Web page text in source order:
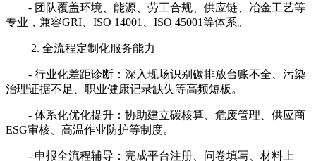
- 团队覆盖环境、能源、劳工合规、供应链、冶金工艺等
专业，兼容GRI、ISO 14001、ISO 45001等体系。
2. 全流程定制化服务能力
- 行业化差距诊断：深入现场识别碳排放台账不全、污染
治理证据不足、职业健康记录缺失等高频短板。
- 体系化优化提升：协助建立碳核算、危废管理、供应商
ESG审核、高温作业防护等制度。
- 申报全流程辅导：完成平台注册、问卷填写、材料上